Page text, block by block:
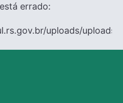
errado:
uploads/